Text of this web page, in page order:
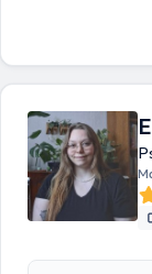
mensen en hun
voor de mensen
Ik leer
uitwisselingen
patiënten te kunnen voldoen. Aarzel niet om
0474/262625 E-